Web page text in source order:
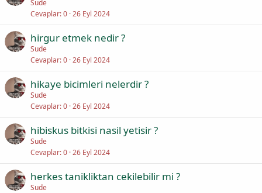
Sude
Cevaplar 0 26 Eyl 2024
hirgur etmek nedir ?
Sude
Cevaplar 0 26 Eyl 2024
hikaye bicimleri nelerdir ?
Sude
Cevaplar 0 26 Eyl 2024
hibiskus bitkisi nasil yetisir ?
Sude
Cevaplar 0 26 Eyl 2024
herkes tanikliktan cekilebilir mi ?
Sude